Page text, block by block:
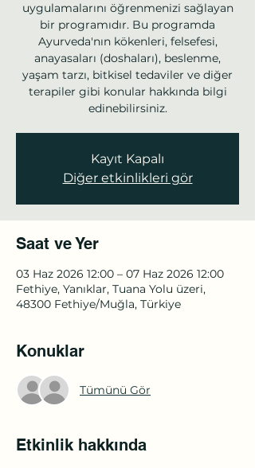
uygulamalarını öğrenmenizi sağlayan
bir programıdır. Bu programda
Ayurveda'nın kökenleri, felsefesi,
anayasaları (doshaları), beslenme,
yaşam tarzı, bitkisel tedaviler ve diğer
terapiler gibi konular hakkında bilgi
edinebilirsiniz.
Kayıt Kapalı
Diğer etkinlikleri gör
Saat ve Yer
03 Haz 2026 12:00 – 07 Haz 2026 12:00
Fethiye, Yanıklar, Tuana Yolu üzeri,
48300 Fethiye/Muğla, Türkiye
Konuklar
Tümünü Gör
Etkinlik hakkında